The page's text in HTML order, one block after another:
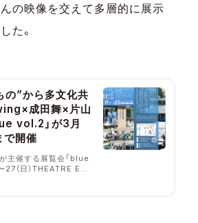
の映像を交えて多層的に展示
た。
の”から多文化共
成田舞×片山
vol.2」が3月
で開催
主催する展覧会「blue
27（日）THEATRE E9
す。「捨てられないも
齢、職業など様々な12名